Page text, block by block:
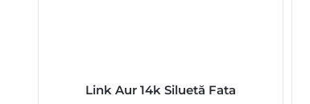
Link Aur 14k Siluetă Fata